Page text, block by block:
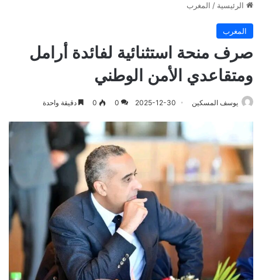
الرئيسية / المغرب
المغرب
صرف منحة استثنائية لفائدة أرامل
ومتقاعدي الأمن الوطني
يوسف المسكين 2025-12-30
0
0 دقيقة واحدة